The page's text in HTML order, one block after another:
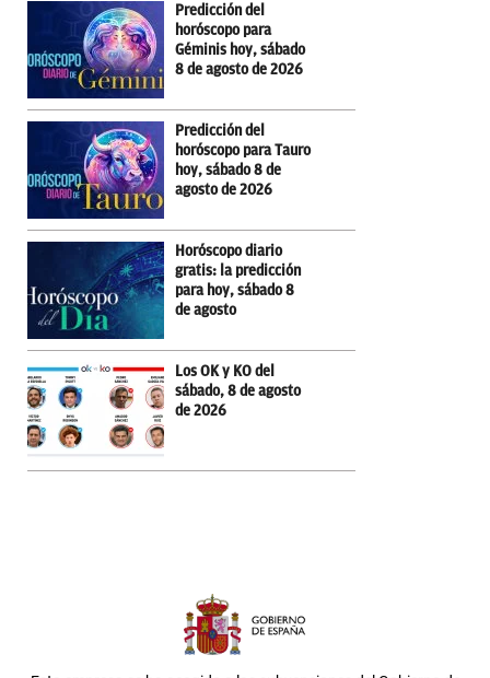
Predicción del
horóscopo para
Géminis hoy, sábado
8 de agosto de 2026
Predicción del
horóscopo para Tauro
hoy, sábado 8 de
agosto de 2026
Horóscopo diario
gratis: la predicción
para hoy, sábado 8
de agosto
Los OK y KO del
sábado, 8 de agosto
de 2026